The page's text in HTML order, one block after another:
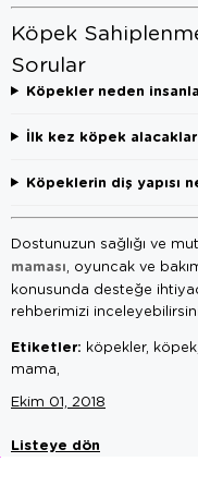
Köpek
Sorular
Köpekler neden
İlk kez köpek
Köpeklerin diş yapısı
Dostunuzun sağlığı ve
maması, oyuncak ve
konusunda desteğe
rehberimizi
Etiketler: köpekler,
mama,
Ekim 01, 2018
Listeye dön